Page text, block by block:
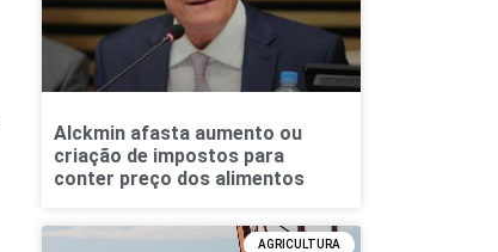
Alckmin afasta aumento ou
criação de impostos para
conter preço dos alimentos
AGRICULTURA